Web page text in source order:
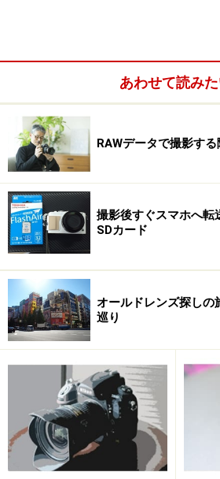
あなたがスイーツや料理、昆虫や
なマクロレンズが揃うメーカーの
す。雄大な風景や、建築物を撮る
ックすべきです。モータースポー
ドウォッチングに持ち出すなら望
トなら開放絞り値の明るい中望遠
しょう。
さらにシグマやタムロンなどのレ
限られています。一眼レフを選ぶ
タログも手に入れて、将来的に欲
うかを確かめてください。
あわせて読み
RAWデータで撮影す
撮影後すぐスマホへ転
SDカード
オールドレンズ探しの
巡り